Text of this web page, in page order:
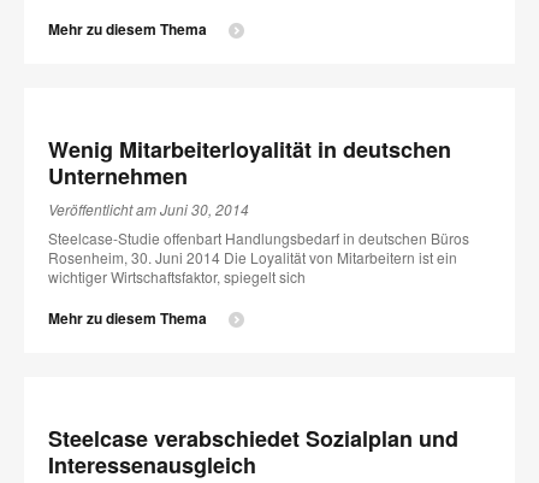
Mehr zu diesem Thema
Wenig Mitarbeiterloyalität in deutschen
Unternehmen
Veröffentlicht am Juni 30, 2014
Steelcase-Studie offenbart Handlungsbedarf in deutschen Büros
Rosenheim, 30. Juni 2014 Die Loyalität von Mitarbeitern ist ein
wichtiger Wirtschaftsfaktor, spiegelt sich
Mehr zu diesem Thema
Steelcase verabschiedet Sozialplan und
Interessenausgleich